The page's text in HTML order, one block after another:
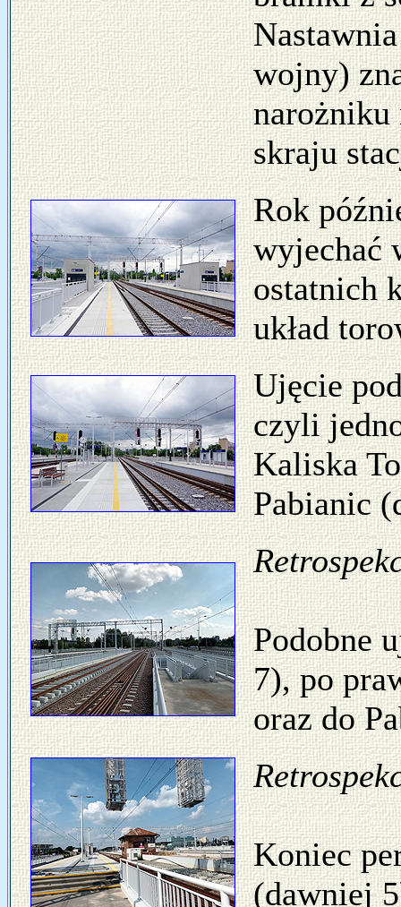
wojny)
narożniku
skraju
Rok
wyjechać
ostatnich
układ
Ujęcie
czyli
Kaliska
Pabianic
Podobne
7), po
oraz do
Koniec
(dawniej